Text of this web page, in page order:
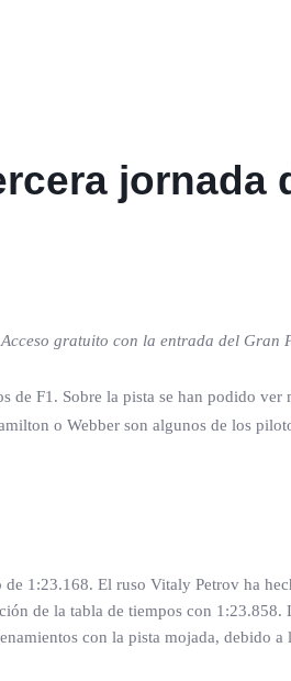
jornada
gratuito con la entrada del
F1. Sobre la pista se han podido
o Webber son algunos de los
1:23.168. El ruso Vitaly Petrov ha
de la tabla de tiempos con 1:23.858.
con la pista mojada, debido